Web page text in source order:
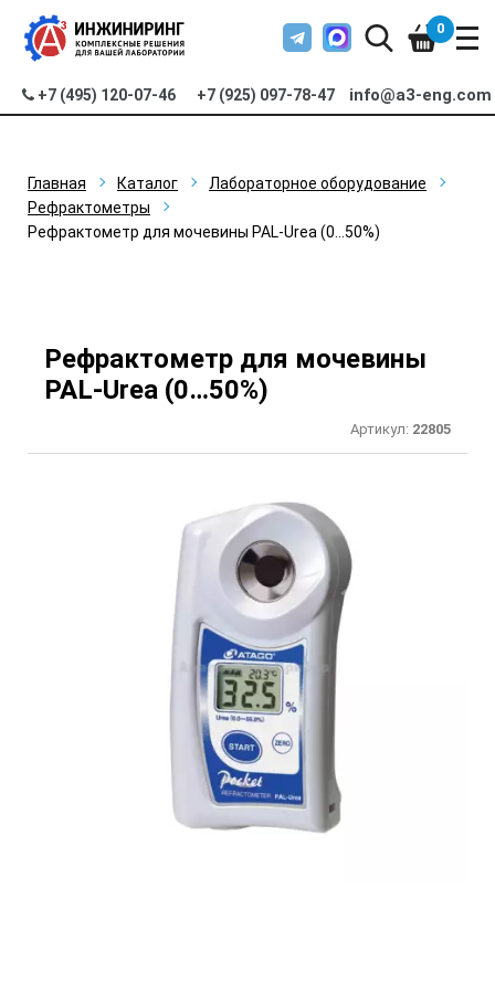
+7 (495) 120-07-46 +7 (925) 097-78-47 info@a3-eng.com
0
Главная Каталог
Лабораторное оборудование
Рефрактометры
Рефрактометр для мочевины PAL-Urea (0…50%)
Рефрактометр для мочевины
PAL-Urea (0…50%)
Артикул: 22805